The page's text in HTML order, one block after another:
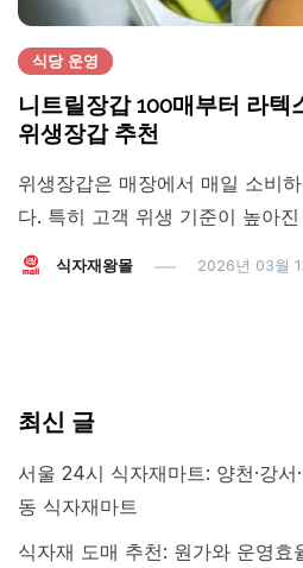
식당 운영
니트릴장갑 100매부터 라텍
위생장갑 추천
위생장갑은 매장에서 매일 소비
다. 특히 고객 위생 기준이 높아
식자재왕몰 2026년 03월
최신 글
서울 24시 식자재마트: 양천·강
동 식자재마트
식자재 도매 추천: 원가와 운영효